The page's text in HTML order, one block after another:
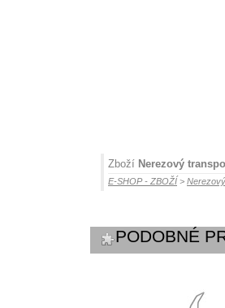
Zboží Nerezový
E-SHOP - ZBOŽÍ >
PODOBNÉ